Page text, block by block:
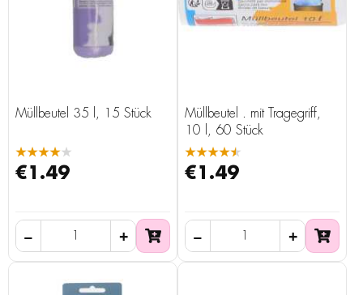
Müllbeutel 35 l, 15 Stück
★★★★★
€1.49
Müllbeutel . mit Tragegriff,
10 l, 60 Stück
★★★★★
€1.49